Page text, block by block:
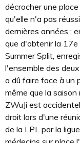
décrocher une
qu'elle n'a pas
dernières années ;
que d'obtenir la 17e
Summer Split,
l'ensemble des
a dû faire face à un
même que la
ZWuJi est
droit lors d'une
de la LPL par la